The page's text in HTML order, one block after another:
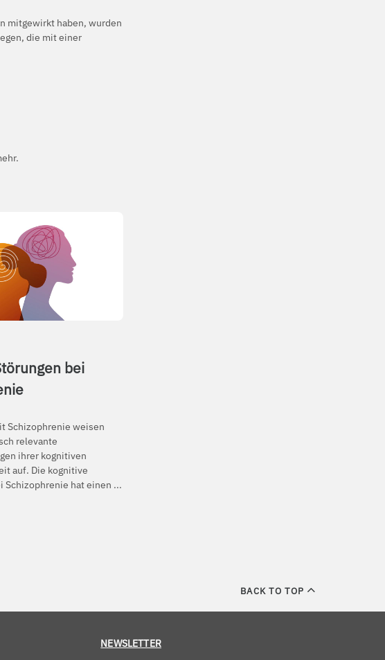
mitgewirkt haben, wurden
die mit einer
bei
Schizophrenie weisen
relevante
ihrer kognitiven
auf. Die kognitive
Schizophrenie hat einen ...
BACK TO TOP
NEWSLETTER